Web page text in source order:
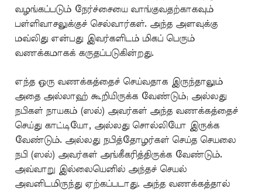
வழங்கப்படும் நேர்ச்சையை வாங்குவதற்காகவும்
பள்ளிவாசலுக்குச் செல்வார்கள். அந்த அளவுக்கு
மவ்லிது என்பது இவர்களிடம் மிகப் பெரும்
வணக்கமாகக் கருதப்படுகின்றது.
எந்த ஒரு வணக்கத்தைச் செய்வதாக இருந்தாலும்
அதை அல்லாஹ் கூறியிருக்க வேண்டும்; அல்லது
நபிகள் நாயகம் (ஸல்) அவர்கள் அந்த வணக்கத்தைச்
செய்து காட்டியோ, அல்லது சொல்லியோ இருக்க
வேண்டும். அல்லது நபித்தோழர்கள் செய்த செயலை
நபி (ஸல்) அவர்கள் அங்கீகரித்திருக்க வேண்டும்.
அவ்வாறு இல்லையெனில் அந்தச் செயல்
அவனிடமிருந்து ஏற்கப்படாது. அந்த வணக்கத்தால்